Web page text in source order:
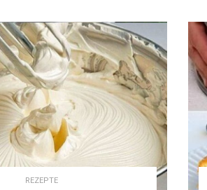
REZEPTE